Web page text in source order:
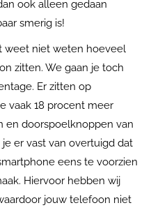
ook alleen gedaan
smerig is!
weet niet weten hoeveel
zitten. We gaan je toch
Er zitten op
vaak 18 procent meer
en doorspoelknoppen van
er vast van overtuigd dat
eens te voorzien
Hiervoor hebben wij
jouw telefoon niet